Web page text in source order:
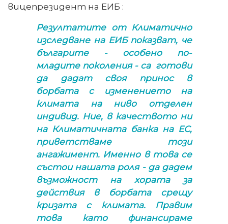
вицепрезидент на ЕИБ :
Резултатите от Климатично
изследване на ЕИБ показват, че
българите - особено по-
младите поколения - са готови
да дадат своя принос в
борбата с изменението на
климата на ниво отделен
индивид. Ние, в качеството ни
на Климатичната банка на ЕС,
приветстваме този
ангажимент. Именно в това се
състои нашата роля - да дадем
възможност на хората за
действия в борбата срещу
кризата с климата. Правим
това като финансираме